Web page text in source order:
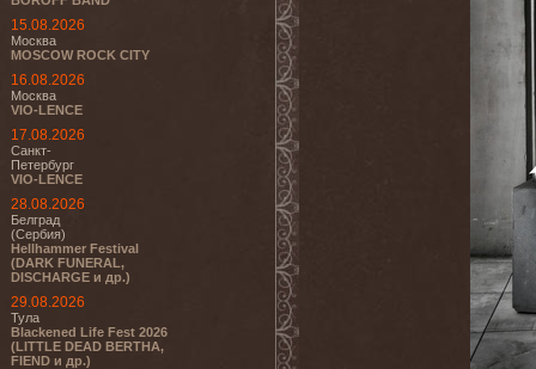
15.08.2026
Москва
MOSCOW ROCK CITY
16.08.2026
Москва
VIO-LENCE
17.08.2026
Санкт-
Петербург
VIO-LENCE
28.08.2026
Белград
(Сербия)
Hellhammer Festival
(DARK FUNERAL,
DISCHARGE и др.)
29.08.2026
Тула
Blackened Life Fest 2026
(LITTLE DEAD BERTHA,
FIEND и др.)